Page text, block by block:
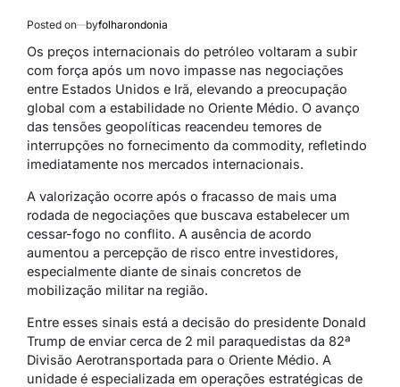
Posted on byfolharondonia
Os preços internacionais do petróleo voltaram a subir
com força após um novo impasse nas negociações
entre Estados Unidos e Irã, elevando a preocupação
global com a estabilidade no Oriente Médio. O avanço
das tensões geopolíticas reacendeu temores de
interrupções no fornecimento da commodity, refletindo
imediatamente nos mercados internacionais.
A valorização ocorre após o fracasso de mais uma
rodada de negociações que buscava estabelecer um
cessar-fogo no conflito. A ausência de acordo
aumentou a percepção de risco entre investidores,
especialmente diante de sinais concretos de
mobilização militar na região.
Entre esses sinais está a decisão do presidente Donald
Trump de enviar cerca de 2 mil paraquedistas da 82ª
Divisão Aerotransportada para o Oriente Médio. A
unidade é especializada em operações estratégicas de